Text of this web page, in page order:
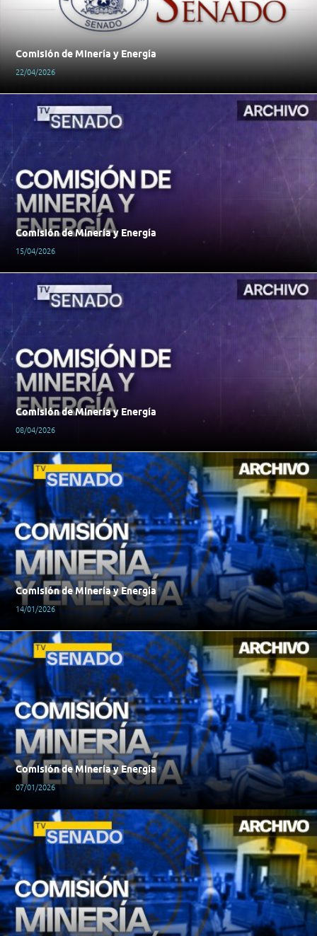
Comisión de Minería y Energía
22/04/2026
Comisión de Minería y Energía
15/04/2026
Comisión de Minería y Energía
08/04/2026
Comisión de Minería y Energía
14/01/2026
Comisión de Minería y Energía
07/01/2026